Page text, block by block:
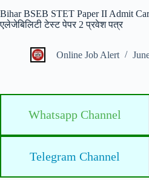
Bihar BSEB STET Paper II Admit
एलेजेबिलिटी टेस्ट पेपर 2 प्रवेश पत्र
Online Job Alert
Whatsapp Channel
Telegram Channel